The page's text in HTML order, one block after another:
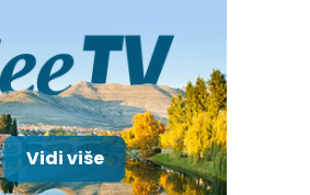
Vidi više